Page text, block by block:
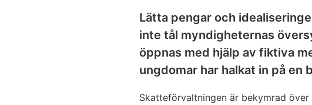
Lätta pengar och
inte tål myndigheternas
öppnas med hjälp av fiktiva
ungdomar har halkat in på en
Skatteförvaltningen är bekymrad